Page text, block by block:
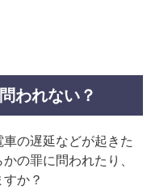
われない？
の遅延などが起きた
の罪に問われたり、
か？